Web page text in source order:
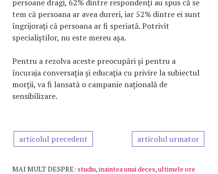
persoane dragi, 62% dintre respondenți au spus că se
tem că persoana ar avea dureri, iar 52% dintre ei sunt
îngrijorați că persoana ar fi speriată. Potrivit
specialiștilor, nu este mereu așa.
Pentru a rezolva aceste preocupări și pentru a
încuraja conversația și educația cu privire la subiectul
morții, va fi lansată o campanie națională de
sensibilizare.
articolul precedent articolul urmator
MAI MULT DESPRE: studiu,inaintea unui deces,ultimele ore